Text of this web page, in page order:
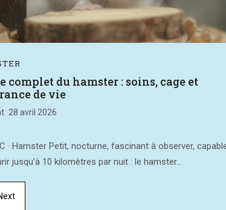
complet du hamster : soins, cage et
de vie
28 avril 2026
· Hamster Petit, nocturne, fascinant à observer,
jusqu’à 10 kilomètres par nuit : le hamster...